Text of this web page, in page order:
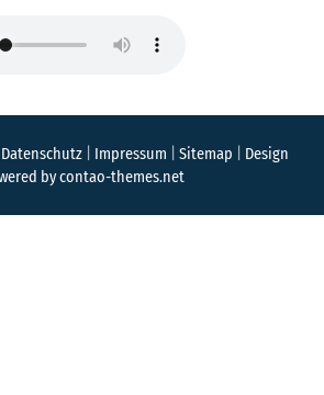
Datenschutz| Impressum Sitemap
Design
bycontao-themes.net